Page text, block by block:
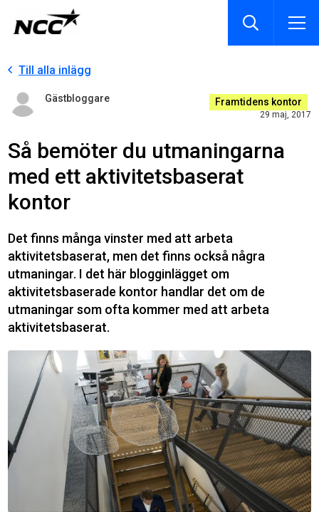
Till alla inlägg
Gästbloggare Framtidens kontor
29 maj, 2017
Så bemöter du utmaningarna
med ett aktivitetsbaserat
kontor
Det finns många vinster med att arbeta
aktivitetsbaserat, men det finns också några
utmaningar. I det här blogginlägget om
aktivitetsbaserade kontor handlar det om de
utmaningar som ofta kommer med att arbeta
aktivitetsbaserat.